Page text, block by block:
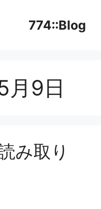
774::Blog
月9日
み取り